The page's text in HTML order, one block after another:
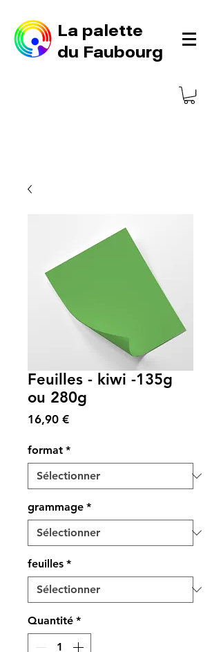
La palette
du Faubourg
Feuilles - kiwi -135g
ou 280g
16,90 €Prix
format *
grammage *
feuilles *
Quantité *